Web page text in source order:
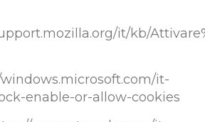
it/kb/
it-
enable-or-allow-cookies